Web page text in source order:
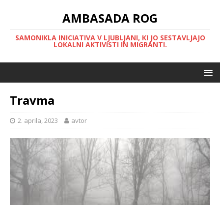
AMBASADA ROG
SAMONIKLA INICIATIVA V LJUBLJANI, KI JO SESTAVLJAJO
LOKALNI AKTIVISTI IN MIGRANTI.
Travma
2. aprila, 2023 avtor